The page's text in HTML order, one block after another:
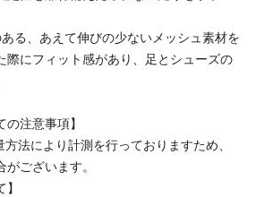
る、あえて伸びの少ないメッシュ素材を
際にフィット感があり、足とシューズの
の注意事項】
法により計測を行っておりますため、
ございます。